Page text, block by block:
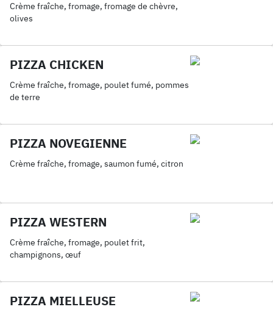
Crème fraîche, fromage, fromage de chèvre,
olives
PIZZA CHICKEN
Crème fraîche, fromage, poulet fumé, pommes
de terre
PIZZA NOVEGIENNE
Crème fraîche, fromage, saumon fumé, citron
PIZZA WESTERN
Crème fraîche, fromage, poulet frit,
champignons, œuf
PIZZA MIELLEUSE